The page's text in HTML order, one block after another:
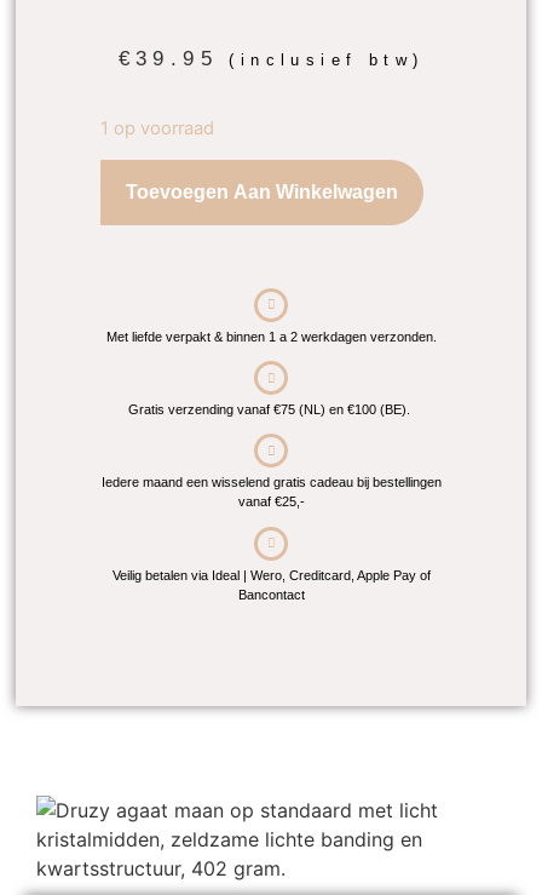
€ 39.95 (inclusief btw)
1 op voorraad
Toevoegen Aan Winkelwagen
Met liefde verpakt & binnen 1 a 2 werkdagen verzonden.
Gratis verzending vanaf €75 (NL) en €100 (BE).
Iedere maand een wisselend gratis cadeau bij bestellingen
vanaf €25,-
Veilig betalen via Ideal | Wero, Creditcard, Apple Pay of
Bancontact